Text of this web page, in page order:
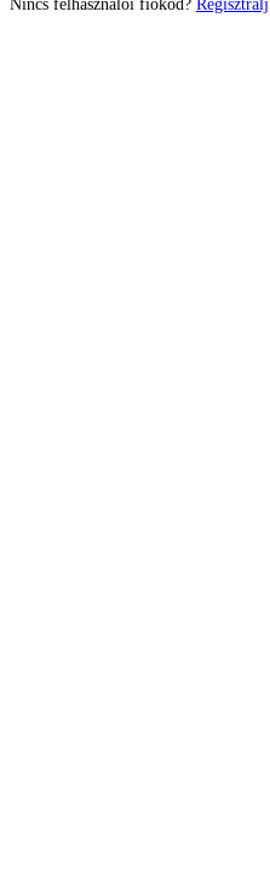
Nincs felhasználói fiókod? Regisztrálj